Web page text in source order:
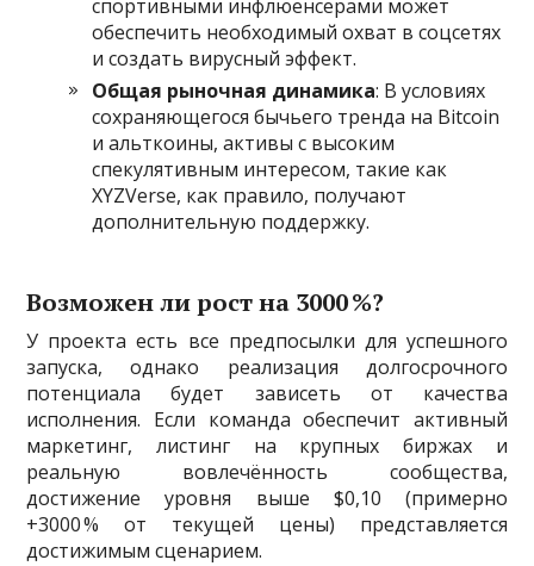
спортивными инфлюенсерами может
обеспечить необходимый охват в соцсетях
и создать вирусный эффект.
Общая рыночная динамика: В условиях
сохраняющегося бычьего тренда на Bitcoin
и альткоины, активы с высоким
спекулятивным интересом, такие как
XYZVerse, как правило, получают
дополнительную поддержку.
Возможен ли рост на 3000 %?
У проекта есть все предпосылки для успешного
запуска, однако реализация долгосрочного
потенциала будет зависеть от качества
исполнения. Если команда обеспечит активный
маркетинг, листинг на крупных биржах и
реальную вовлечённость сообщества,
достижение уровня выше $0,10 (примерно
+3000 % от текущей цены) представляется
достижимым сценарием.